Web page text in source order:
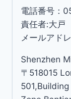
電話番号：
責任者:大
メールアド
Shenzhen
〒518015